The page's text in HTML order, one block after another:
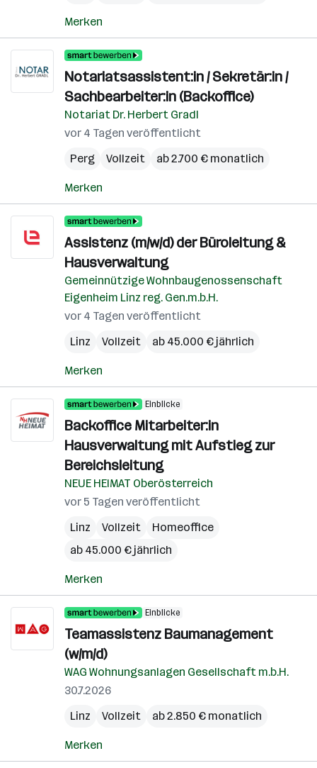
Merken
Notariatsassistent:in / Sekretär:in /
Sachbearbeiter:in (Backoffice)
Notariat Dr. Herbert Gradl
vor 4 Tagen veröffentlicht
Perg
Vollzeit ab 2.700 € monatlich
Merken
Assistenz (m/w/d) der Büroleitung &
Hausverwaltung
Gemeinnützige Wohnbaugenossenschaft
Eigenheim Linz reg. Gen.m.b.H.
vor 4 Tagen veröffentlicht
Linz
Vollzeit ab 45.000 € jährlich
Merken
Einblicke
Backoffice Mitarbeiter:in
Hausverwaltung mit Aufstieg zur
Bereichsleitung
NEUE HEIMAT Oberösterreich
vor 5 Tagen veröffentlicht
Linz
Vollzeit
Homeoffice
ab 45.000 € jährlich
Merken
Einblicke
Teamassistenz Baumanagement
(w/m/d)
WAG Wohnungsanlagen Gesellschaft m.b.H.
30.7.2026
Linz
Vollzeit ab 2.850 € monatlich
Merken